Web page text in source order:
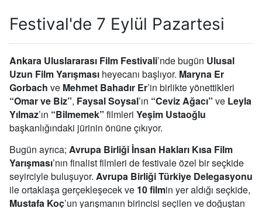
Festival'de 7 Eylül Pazartesi
Ankara Uluslararası Film Festivali’nde bugün Ulusal
Uzun Film Yarışması heyecanı başlıyor. Maryna Er
Gorbach ve Mehmet Bahadır Er’in birlikte yönettikleri
“Omar ve Biz”, Faysal Soysal’ın “Ceviz Ağacı” ve Leyla
Yılmaz’ın “Bilmemek” filmleri Yeşim Ustaoğlu
başkanlığındaki jürinin önüne çıkıyor.
Bugün ayrıca; Avrupa Birliği İnsan Hakları Kısa Film
Yarışması’nın finalist filmleri de festivale özel bir seçkide
seyirciyle buluşuyor. Avrupa Birliği Türkiye Delegasyonu
ile ortaklaşa gerçekleşecek ve 10 filmin yer aldığı seçkide,
Mustafa Koç’un yarışmanın birincisi seçilen ve doğuştan